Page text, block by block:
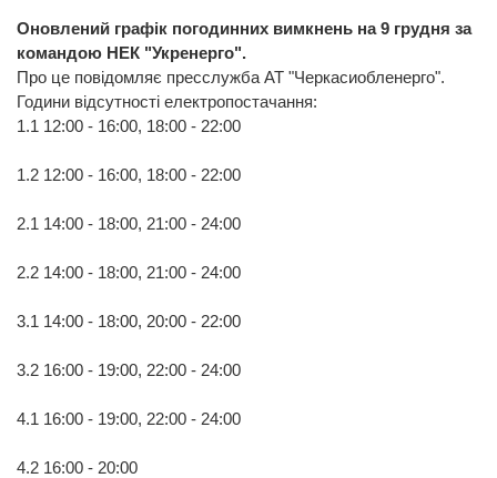
Оновлений графік погодинних вимкнень на 9 грудня за
командою НЕК "Укренерго".
Про це повідомляє пресслужба АТ "Черкасиобленерго".
Години відсутності електропостачання:
1.1 12:00 - 16:00, 18:00 - 22:00
1.2 12:00 - 16:00, 18:00 - 22:00
2.1 14:00 - 18:00, 21:00 - 24:00
2.2 14:00 - 18:00, 21:00 - 24:00
3.1 14:00 - 18:00, 20:00 - 22:00
3.2 16:00 - 19:00, 22:00 - 24:00
4.1 16:00 - 19:00, 22:00 - 24:00
4.2 16:00 - 20:00